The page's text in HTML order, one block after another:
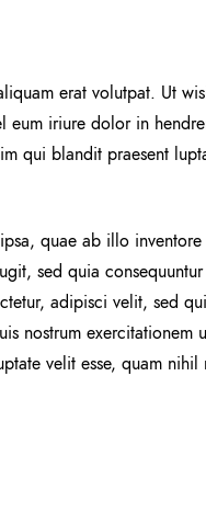
erat volutpat. Ut
eum iriure dolor in
qui blandit praesent
quae ab illo inventore
sed quia
adipisci velit, sed
nostrum exercitationem
velit esse, quam nihil